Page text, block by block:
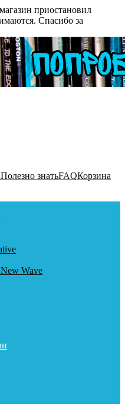
приостановил
Спасибо за
Полезно знатьFAQКорзина
Wave